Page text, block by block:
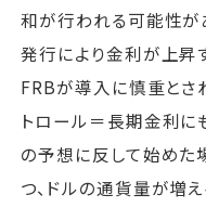
和が行われる可能性が
発行により金利が上昇
FRBが導入に慎重とさ
トロール＝長期金利に
の予想に反して始めた
つ、ドルの通貨量が増